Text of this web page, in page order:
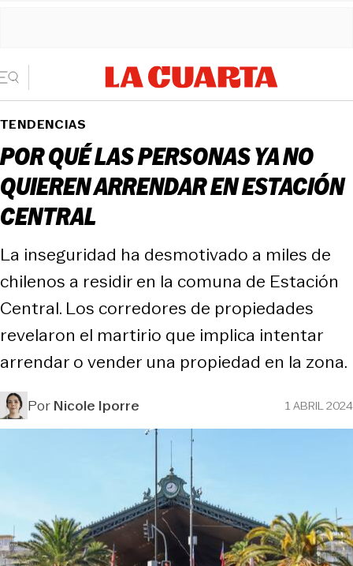
TENDENCIAS
POR QUÉ LAS PERSONAS YA NO
QUIEREN ARRENDAR EN ESTACIÓN
CENTRAL
La inseguridad ha desmotivado a miles de
chilenos a residir en la comuna de Estación
Central. Los corredores de propiedades
revelaron el martirio que implica intentar
arrendar o vender una propiedad en la zona.
PorNicole Iporre 1 ABRIL 2024